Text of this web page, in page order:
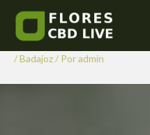
contenido
Comprar Flores
Burguillos del
/Badajoz/ Poradmin